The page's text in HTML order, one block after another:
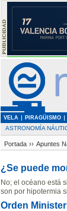
VELA PIRAGÜISMO
ASTRONOMÍA
Portada ›› Apuntes
¿Se puede
No; el océano está
son por hipotermia
Orden